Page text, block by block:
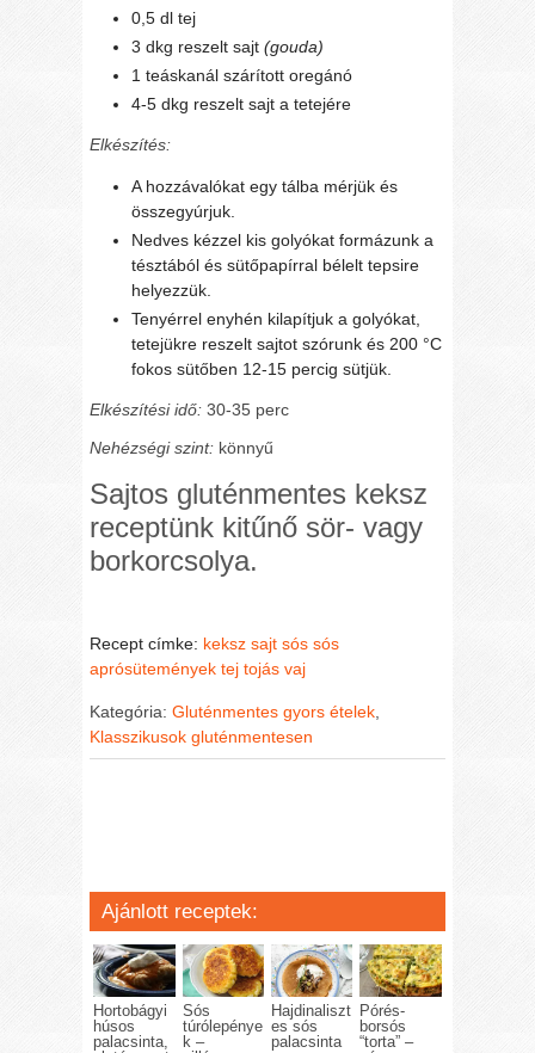
0,5 dl tej
3 dkg reszelt sajt(gouda)
1 teáskanál szárított oregánó
4-5 dkg reszelt sajt a tetejére
Elkészítés:
A hozzávalókat egy tálba mérjük és
összegyúrjuk.
Nedves kézzel kis golyókat formázunk a
tésztából és sütőpapírral bélelt tepsire
helyezzük.
Tenyérrel enyhén kilapítjuk a golyókat,
tetejükre reszelt sajtot szórunk és 200 °C
fokos sütőben 12-15 percig sütjük.
Elkészítési idő: 30-35 perc
Nehézségi szint: könnyű
Sajtos gluténmentes keksz
receptünk kitűnő sör- vagy
borkorcsolya.
Recept címke: keksz sajt sós sós
aprósütemények tej tojás vaj
Kategória:Gluténmentes gyors ételek
Klasszikusok gluténmentesen
Ajánlott receptek:
Hortobágyi
húsos
palacsinta,
Sós
túrólepénye
k –
Hajdinaliszt
es sós
palacsinta
Pórés-
borsós
“torta” –